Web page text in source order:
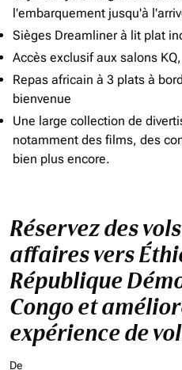
l'embarquement jusqu'à
Sièges Dreamliner à lit plat
Accès exclusif aux salons
Repas africain à 3 plats à
bienvenue
Une large collection de
notamment des films, des
bien plus encore.
Réservez des
affaires vers
République
Congo et
expérience de
De